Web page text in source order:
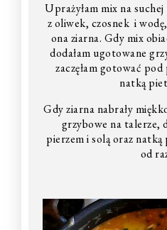
Uprażyłam mix na
z oliwek, czosnek i
ona ziarna. Gdy mix
dodałam ugotowane
zaczęłam gotować
natką
Gdy ziarna nabrały
grzybowe na talerze,
pierzem i solą oraz natką
od